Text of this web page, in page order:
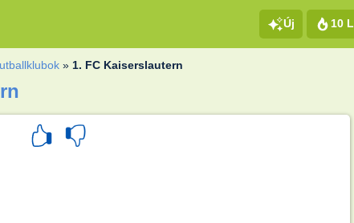
Új 10
» 1. FC Kaiserslautern